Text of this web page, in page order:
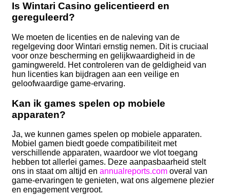
Is Wintari Casino gelicentieerd en
gereguleerd?
We moeten de licenties en de naleving van de
regelgeving door Wintari ernstig nemen. Dit is cruciaal
voor onze bescherming en gelijkwaardigheid in de
gamingwereld. Het controleren van de geldigheid van
hun licenties kan bijdragen aan een veilige en
geloofwaardige game-ervaring.
Kan ik games spelen op mobiele
apparaten?
Ja, we kunnen games spelen op mobiele apparaten.
Mobiel gamen biedt goede compatibiliteit met
verschillende apparaten, waardoor we vlot toegang
hebben tot allerlei games. Deze aanpasbaarheid stelt
ons in staat om altijd en annualreports.com overal van
game-ervaringen te genieten, wat ons algemene plezier
en engagement vergroot.